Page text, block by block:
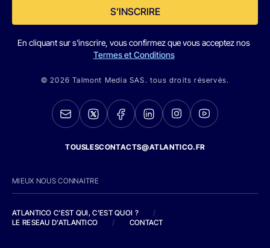
S'INSCRIRE
En cliquant sur s'inscrire, vous confirmez que vous acceptez nos
Termes et Conditions
© 2026 Talmont Media SAS. tous droits réservés.
TOUSLESCONTACTS@ATLANTICO.FR
MIEUX NOUS CONNAITRE
ATLANTICO C'EST QUI, C'EST QUOI ?
/
LE RESEAU D'ATLANTICO
/ CONTACT